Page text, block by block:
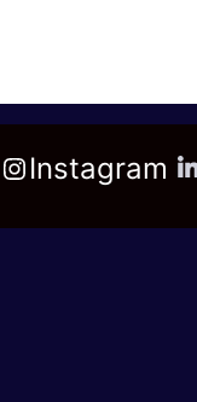
Instagram